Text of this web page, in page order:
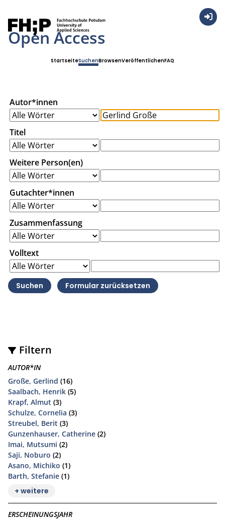
Open Access
StartseiteSuchenBrowsenVeröffentlichenFAQ
Autor*innen
Titel
Weitere Person(en)
Gutachter*innen
Zusammenfassung
Volltext
Filtern
AUTOR*IN
Große, Gerlind (16)
Saalbach, Henrik (5)
Krapf, Almut (3)
Schulze, Cornelia (3)
Streubel, Berit (3)
Gunzenhauser, Catherine (2)
Imai, Mutsumi (2)
Saji, Noburo (2)
Asano, Michiko (1)
Barth, Stefanie (1)
+ weitere
ERSCHEINUNGSJAHR